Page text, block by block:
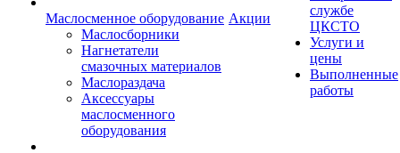
Маслосменное оборудование
Маслосборники
Нагнетатели
смазочных материалов
Маслораздача
Аксессуары
маслосменного
оборудования
Акции
службе
ЦКСТО
Услуги и
цены
Выполненные
работы